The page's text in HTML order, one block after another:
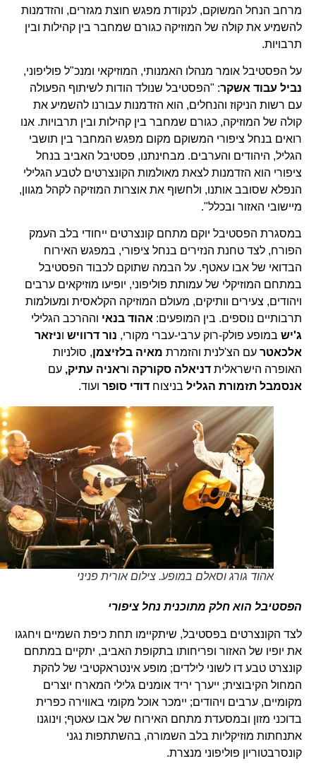
מרחב הנחל המשוקם, לנקודת מפגש חוצת מגזרים, והזדמנות
להשמיע את קולה של המוזיקה כגורם שמחבר בין קהילות ובין
תרבויות.
על הפסטיבל אומר מנהלו האמנותי, המוזיקאי ומנכ"ל פוליפוני,
נביל עבוד אשקר: "הפסטיבל שנולד הודות לשיתוף הפעולה
עם רשות הניקוז והנחלים, הוא הזדמנות עבורנו להשמיע את
קולה של המוזיקה, כגורם שמחבר בין קהילות ובין תרבויות. אנו
רואים בנחל ציפורי המשוקם מקום מפגש המחבר בין תושבי
הגליל, היהודים והערבים. מבחינתנו, פסטיבל האביב בנחל
ציפורי הוא הזדמנות לצאת מאולמות הקונצרטים לטבע הגלילי
הנפלא שסובב אותנו, ולחשוף את אוצרות המוזיקה לקהל מגוון,
מיישובי האזור ובכלל".
במסגרת הפסטיבל יוקם מתחם קונצרטים ייחודי בלב העמק
הפורח, לצד טחנת הנזירים בנחל ציפורי, במפגש האירוח
הבדואי של אבו עאטף. על הבמה שתוקם לכבוד הפסטיבל
במתחם המוזיקלי של עמותת פוליפוני, יופיעו מוזיקאים ערבים
ויהודים, צעירים וותיקים, מעולם המוזיקה הקלאסית ומעולמות
תרבותיים נוספים. בין המופעים:אהוד בנאיוההרכב הגלילי
ג'ישבמופע פולק-רוק ערבי-עברי מקורי,נור דרווישוניזאר
אלכאטרעם הצ'לנית והזמרתמאיה בלזיצמן, סולניות
האופרה הישראליתדניאלה סקורקהוראניה עתיק,עם
אנסמבל תזמורת הגלילבניצוחדודי סופרועוד.
אהוד גורג וסאלם במופע. צילום אורית פניני
הפסטיבל הוא חלק מתוכנית נחל ציפורי
לצד הקונצרטים בפסטיבל, שיתקיימו תחת כיפת השמיים ויחגגו
את יופיו של האזור ופריחותו בתקופת האביב, יתקיים במתחם
קונצרט טבע דו לשוני לילדים; מופע אינטראקטיבי של להקת
המחול הקיבוצית; ייערך יריד אומנים גלילי המארח יוצרים
מקומיים, ערבים ויהודים; יימכר אוכל מקומי באווירה כפרית
בדוכני מזון ובמסעדת מתחם האירוח של אבו עאטף; וינוגנו
אתנחתות מוזיקליות בלב השמורה, בהשתתפות נגני
קונסרבטוריון פוליפוני מנצרת.